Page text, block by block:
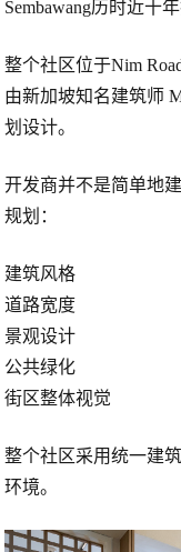
Sembawang历时近十
整个社区位于Nim
由新加坡知名建筑师
划设计。
开发商并不是简单地
规划：
建筑风格
道路宽度
景观设计
公共绿化
街区整体视觉
整个社区采用统一建
环境。